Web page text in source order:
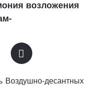
возложения
Воздушно-десантных